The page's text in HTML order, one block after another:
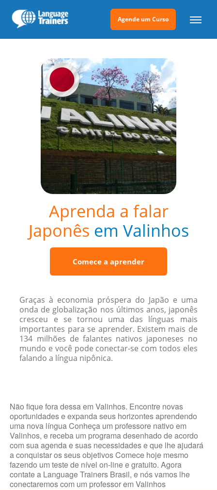
Agende um Curso
Aprenda a falar
Japonês em Valinhos
Comece a aprender
Graças à economia próspera do Japão e uma
onda de globalização nos últimos anos, japonês
cresceu e se tornou uma das línguas mais
importantes para se aprender. Existem mais de
134 milhões de falantes nativos japoneses no
mundo e você pode conectar-se com todos eles
falando a língua nipônica.
Não fique fora dessa em Valinhos. Encontre novas
oportunidades e expanda seus horizontes aprendendo
uma nova língua Conheça um professore nativo em
Valinhos, e receba um programa desenhado de acordo
com sua agenda e suas necessidades e que lhe ajudará
a conquistar os seus objetivos Comece hoje mesmo
fazendo um teste de nível on-line e gratuito. Agora
contate a Language Trainers Brasil, e nós vamos lhe
conectaremos com um professor em Valinhos